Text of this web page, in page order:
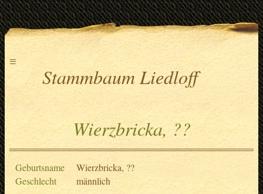
≡
Stammbaum Liedloff
Wierzbricka, ??
Geburtsname
Wierzbricka, ??
Geschlecht
männlich